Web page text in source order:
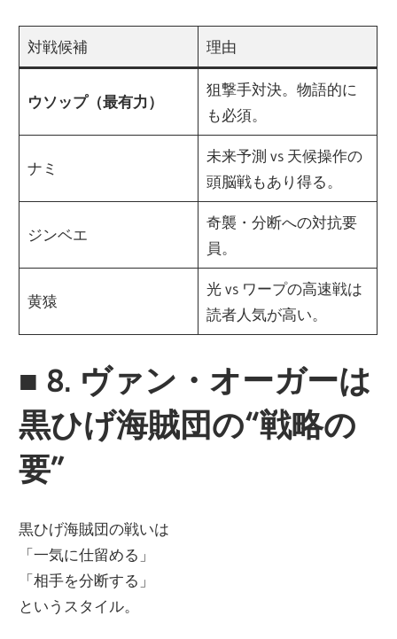
対戦候補 理由
ウソップ（最有力）
狙撃手対決。物語的に
も必須。
ナミ
未来予測 vs 天候操作の
頭脳戦もあり得る。
ジンベエ
奇襲・分断への対抗要
員。
黄猿
光 vs ワープの高速戦は
読者人気が高い。
■ 8. ヴァン・オーガーは
黒ひげ海賊団の“戦略の
要”
黒ひげ海賊団の戦いは
「一気に仕留める」
「相手を分断する」
というスタイル。